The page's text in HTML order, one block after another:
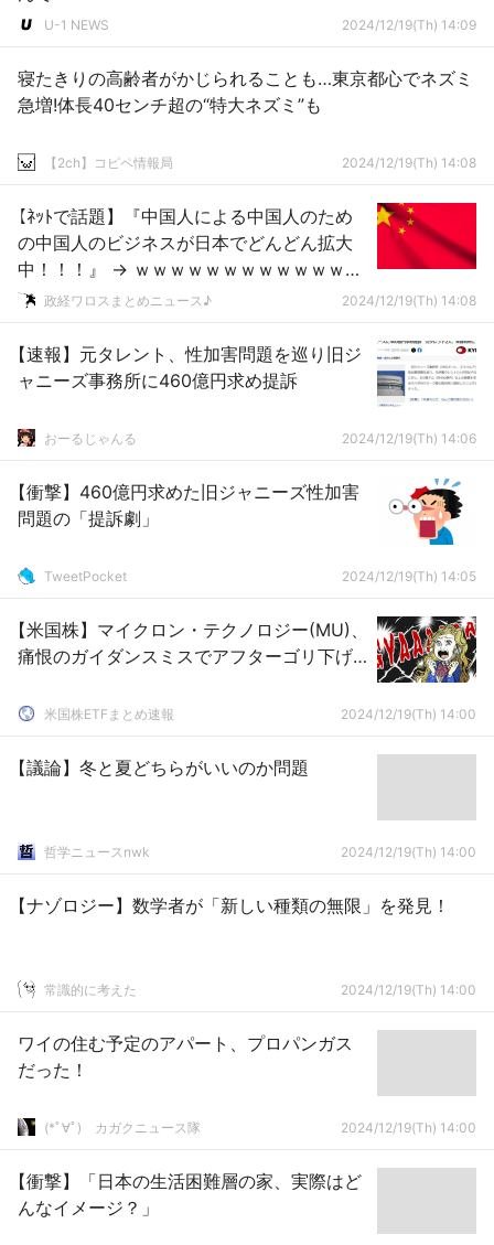
U-1 NEWS 2024/12/19(Th) 14:09
寝たきりの高齢者がかじられることも…東京都心でネズミ
急増!体長40センチ超の“特大ネズミ”も
【2ch】コピペ情報局 2024/12/19(Th) 14:08
【ﾈｯﾄで話題】『中国人による中国人のため
の中国人のビジネスが日本でどんどん拡大
中！！！』 → ｗｗｗｗｗｗｗｗｗｗｗｗｗ
ｗｗｗｗｗｗｗｗｗｗｗｗｗｗ
政経ワロスまとめニュース♪ 2024/12/19(Th) 14:08
【速報】元タレント、性加害問題を巡り旧ジ
ャニーズ事務所に460億円求め提訴
おーるじゃんる 2024/12/19(Th) 14:06
【衝撃】460億円求めた旧ジャニーズ性加害
問題の「提訴劇」
TweetPocket 2024/12/19(Th) 14:05
【米国株】マイクロン・テクノロジー(MU)、
痛恨のガイダンスミスでアフターゴリ下げ…
米国株ETFまとめ速報 2024/12/19(Th) 14:00
【議論】冬と夏どちらがいいのか問題
哲学ニュースnwk 2024/12/19(Th) 14:00
【ナゾロジー】数学者が「新しい種類の無限」を発見！
常識的に考えた 2024/12/19(Th) 14:00
ワイの住む予定のアパート、プロパンガス
だった！
(*ﾟ∀ﾟ)ゞカガクニュース隊 2024/12/19(Th) 14:00
【衝撃】「日本の生活困難層の家、実際はど
んなイメージ？」